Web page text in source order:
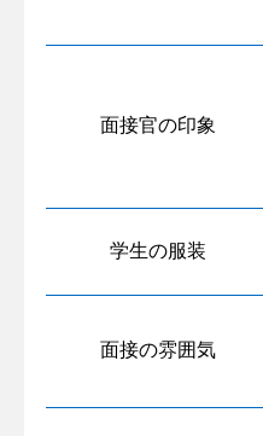
面接官の印象
学生の服装
面接の雰囲気